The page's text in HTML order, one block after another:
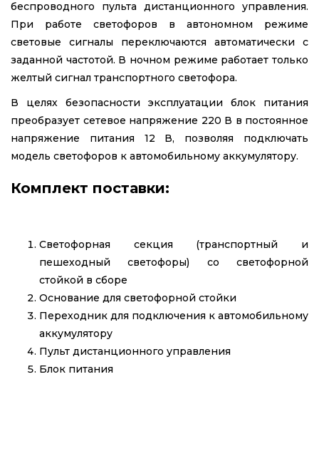
беспроводного пульта дистанционного управления.
При работе светофоров в автономном режиме
световые сигналы переключаются автоматически с
заданной частотой. В ночном режиме работает только
желтый сигнал транспортного светофора.
В целях безопасности эксплуатации блок питания
преобразует сетевое напряжение 220 В в постоянное
напряжение питания 12 В, позволяя подключать
модель светофоров к автомобильному аккумулятору.
Комплект поставки:
Светофорная секция (транспортный и
пешеходный светофоры) со светофорной
стойкой в сборе
Основание для светофорной стойки
Переходник для подключения к автомобильному
аккумулятору
Пульт дистанционного управления
Блок питания